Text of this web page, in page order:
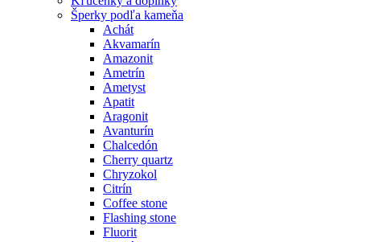
Šperky podľa kameňa
Achát
Akvamarín
Amazonit
Ametrín
Ametyst
Apatit
Aragonit
Avanturín
Chalcedón
Cherry quartz
Chryzokol
Citrín
Coffee stone
Flashing stone
Fluorit